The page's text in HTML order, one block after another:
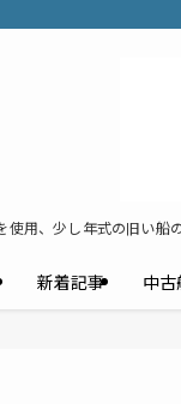
使用、少し年式の旧い
新着記事 中